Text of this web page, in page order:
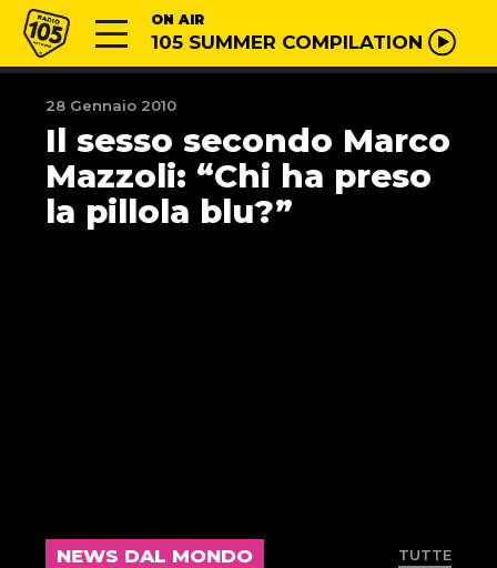
Vai al contenuto
Radio 105 ON AIR
105 SUMMER COMPILATION
28 Gennaio 2010
Il sesso secondo Marco
Mazzoli: “Chi ha preso
la pillola blu?”
NEWS DAL MONDO TUTTE